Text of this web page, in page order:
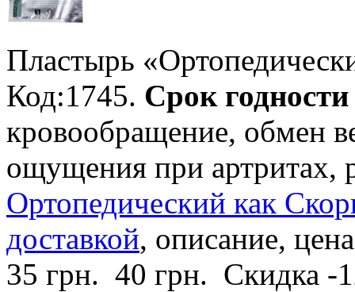
Пластырь
Код:1745. Срок
кровообращение, обмен
ощущения при артритах,
Ортопедический как
доставкой, описание,
35 грн. 40 грн. Скидка -